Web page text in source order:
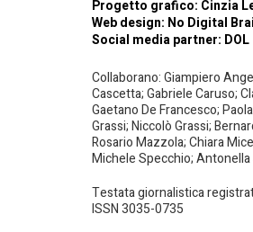
Progetto grafico: Cinzia
Web design: No Digital
Social media partner: DOL
Collaborano: Giampiero
Cascetta; Gabriele Caruso;
Gaetano De Francesco;
Grassi; Niccolò Grassi;
Rosario Mazzola; Chiara
Michele Specchio;
Testata giornalistica
ISSN 3035-0735